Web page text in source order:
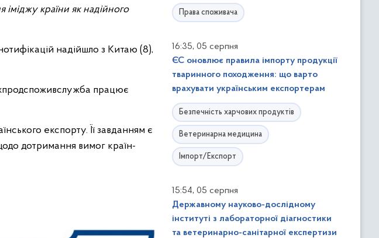
іміджу країни як надійного
надійшло з Китаю (8),
працює
експорту. Її завданням є
дотримання вимог країн-
Права споживача
16:35, 05 серпня
ЄС оновлює правила імпорту продукції
тваринного походження: що варто
врахувати українським експортерам
Безпечність харчових продуктів
Ветеринарна медицина
Імпорт/Експорт
15:54, 05 серпня
Державному науково-дослідному
інституті з лабораторної діагностики
та ветеринарно-санітарної експертизи